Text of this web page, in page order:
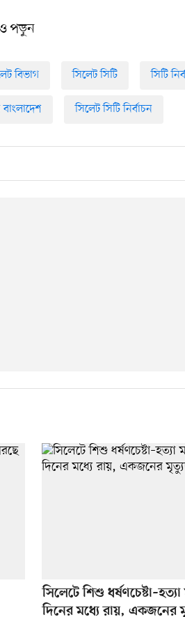
পড়ুন
বিভাগ সিলেট সিটি সিটি
সিলেট সিটি নির্বাচন
সিলেটে শিশু
দিনের মধ্যে রায়, একজনের